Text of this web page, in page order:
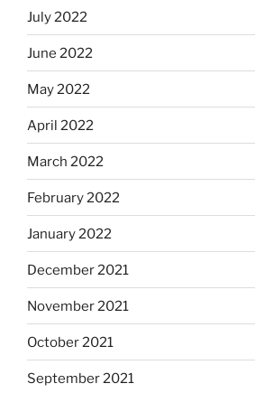
July 2022
June 2022
May 2022
April 2022
March 2022
February 2022
January 2022
December 2021
November 2021
October 2021
September 2021